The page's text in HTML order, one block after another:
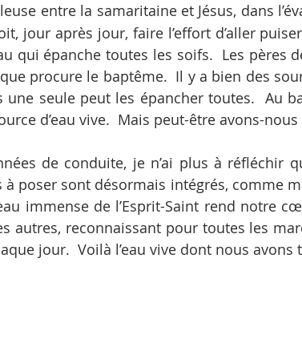
entre la samaritaine et Jésus, dans
jour après jour, faire l’effort d’aller
qui épanche toutes les soifs.  Les pères
que procure le baptême.  Il y a bien des
une seule peut les épancher toutes.  Au
d’eau vive.  Mais peut-être avons-
de conduite, je n’ai plus à réfléchir
à poser sont désormais intégrés, comme
immense de l’Esprit-Saint rend notre
autres, reconnaissant pour toutes les
jour.  Voilà l’eau vive dont nous avons